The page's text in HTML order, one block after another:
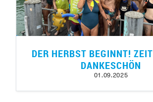
DER HERBST BEGINNT!
DANKESCHÖN
01.09.2025